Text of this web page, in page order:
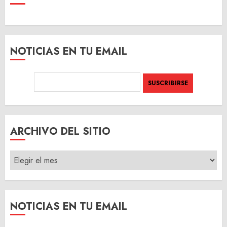
NOTICIAS EN TU EMAIL
ARCHIVO DEL SITIO
ARCHIVO
DEL
SITIO
NOTICIAS EN TU EMAIL